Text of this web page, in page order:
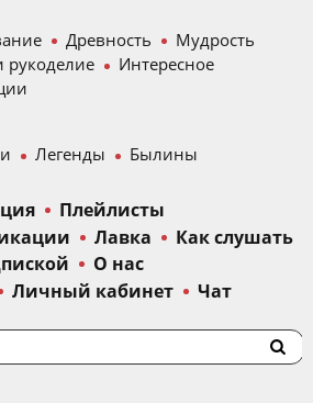
Древность
Мудрость
рукоделие
Интересное
Легенды Былины
Плейлисты
Лавка
Как слушать
О нас
Личный кабинет Чат